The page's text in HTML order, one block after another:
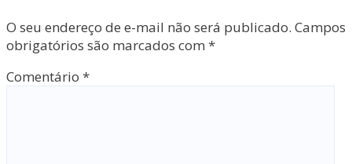
O seu endereço de e-mail não será publicado. Campos
obrigatórios são marcados com *
Comentário *